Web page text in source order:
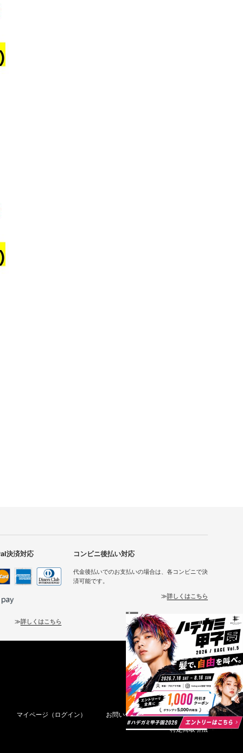
決済対応
詳しくはこちら
コンビニ後払い対応
代金後払いでのお支払いの場合は、各コンビニで決
済可能です。
詳しくはこちら
マイページ（ログイン） お問い合わせ
お買い物ガイド
特定商取引法